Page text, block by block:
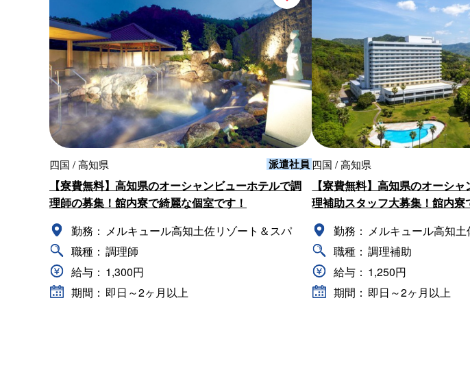
四国 / 高知県 派遣社員
【寮費無料】高知県のオーシャンビューホテルで調
理師の募集！館内寮で綺麗な個室です！
勤務： メルキュール高知土佐リゾート＆スパ
職種： 調理師
給与： 1,300円
期間： 即日～2ヶ月以上
四国 / 高知県
【寮費無料】高知県のオーシ
理補助スタッフ大募集！館内寮
勤務： メルキュール高知
職種： 調理補助
給与： 1,250円
期間： 即日～2ヶ月以上